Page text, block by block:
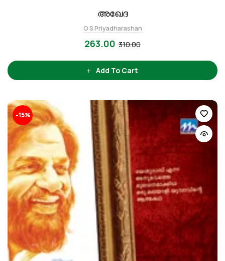
അഖേദ
O S Priyadharashan
310.00
263.00
Add To Cart
-15%